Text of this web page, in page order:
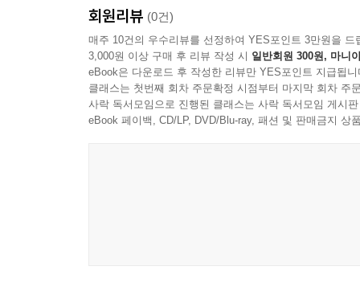
비일상적인 한자어, 어떤 형태로든 우리 삶에 영
누구에게나 한 번쯤은 있을 테지요. 나뿐 아니라
쪽의 문제입니다. 그럼에도 우리 사회는 아직까지
『쉬운정보』는 9년 전 그야말로 쉬운정보 불
전파한 ‘소소한소통’의 이야기를 담은 책입니
회원리뷰 (0건)
매주 10건의 우수리뷰를 선정하여 YES포인트 3만원을 드
3,000원 이상 구매 후 리뷰 작성 시 일반회원 300원, 마니
eBook은 다운로드 후 작성한 리뷰만 YES포인트 지급됩니
클래스는 첫번째 회차 주문확정 시점부터 마지막 회차 주
사락 독서모임으로 진행된 클래스는 사락 독서모임 게시
eBook 페이백, CD/LP, DVD/Blu-ray, 패션 및 판매금지 상